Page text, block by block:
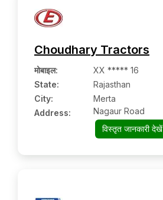
Choudhary Tractors
मोबाइल:
XX ***** 16
State:
Rajasthan
City:
Merta
Address:
Nagaur Road
विस्तृत जानकारी देखें